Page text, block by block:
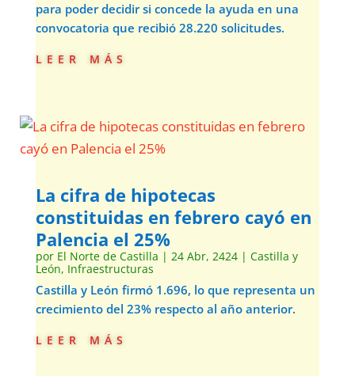
para poder decidir si concede la ayuda en una
convocatoria que recibió 28.220 solicitudes.
leer más
La cifra de hipotecas
constituidas en febrero cayó en
Palencia el 25%
por El Norte de Castilla | 24 Abr, 2424| Castilla y
León, Infraestructuras
Castilla y León firmó 1.696, lo que representa un
crecimiento del 23% respecto al año anterior.
leer más